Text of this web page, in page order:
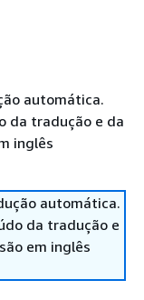
automática.
da tradução e da
inglês
automática.
da tradução e
em inglês